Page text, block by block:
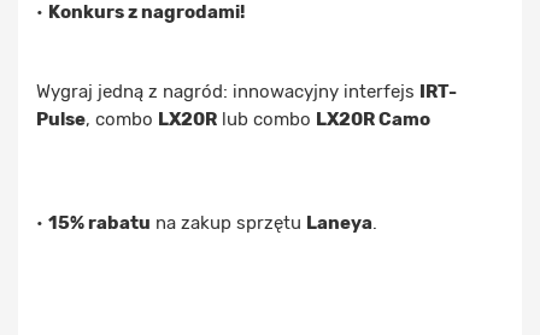
• Konkurs z nagrodami!
Wygraj jedną z nagród: innowacyjny interfejs
IRT-
Pulse, combo LX20R lub combo LX20R Camo
• 15% rabatu na zakup sprzętu Laneya.